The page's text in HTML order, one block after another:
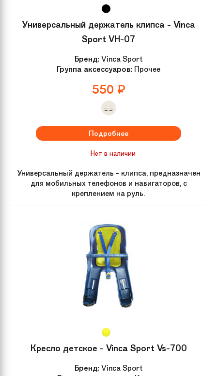
Универсальный держатель клипса - Vinca
Sport VH-07
Бренд: Vinca Sport
Группа аксессуаров: Прочее
550 ₽
Подробнее
Нет в наличии
Универсальный держатель - клипса, предназначен
для мобильных телефонов и навигаторов, с
креплением на руль.
Кресло детское - Vinca Sport Vs-700
Бренд: Vinca Sport